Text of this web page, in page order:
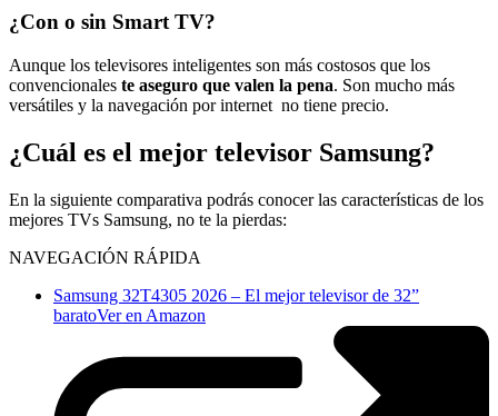
¿Con o sin Smart TV?
Aunque los televisores inteligentes son más costosos que los
convencionales te aseguro que valen la pena. Son mucho más
versátiles y la navegación por internet no tiene precio.
¿Cuál es el mejor televisor Samsung?
En la siguiente comparativa podrás conocer las características de los
mejores TVs Samsung, no te la pierdas:
NAVEGACIÓN RÁPIDA
Samsung 32T4305 2026 – El mejor televisor de 32”
baratoVer en Amazon